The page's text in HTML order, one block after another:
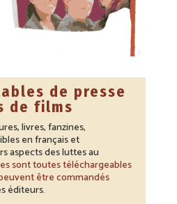
de presse
de films
livres, fanzines,
en français et
aspects des luttes au
sont toutes téléchargeables
être commandés
éditeurs.